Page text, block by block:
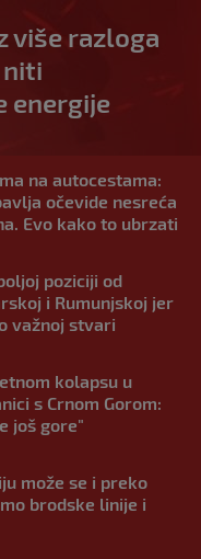
više razloga
niti
energije
na autocestama:
očevide nesreća
Evo kako to ubrzati
poziciji od
i Rumunjskoj jer
važnoj stvari
kolapsu u
s Crnom Gorom:
još gore"
može se i preko
brodske linije i